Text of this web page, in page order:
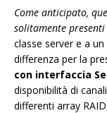
Come anticipato,
solitamente
classe server e a
differenza per la
con interfaccia
disponibilità di
differenti array